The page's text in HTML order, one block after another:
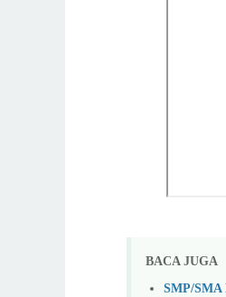
BACA JUGA
SMP/SMA